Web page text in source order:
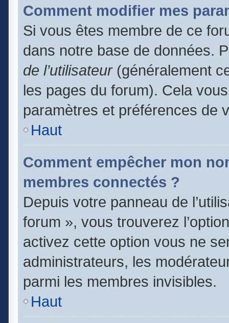
Comment modifier mes
Si vous êtes membre de ce
dans notre base de données.
de l’utilisateur(généralement
les pages du forum). Cela
paramètres et préférences de
Haut
Comment empêcher mon
membres connectés ?
Depuis votre panneau de
forum », vous trouverez
activez cette option vous ne
administrateurs, les
parmi les membres invisibles.
Haut